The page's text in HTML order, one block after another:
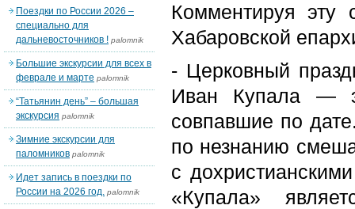
Комментируя эту
Хабаровской
- Церковный
Иван Купала —
совпавшие по
по незнанию
с
«Купала»
Поездки по России 2026 –
специально для
дальневосточников ! palomnik
Большие экскурсии для всех в
феврале и марте palomnik
“Татьянин день” – большая
экскурсия palomnik
Зимние экскурсии для
паломников palomnik
Идет запись в поездки по
России на 2026 год. palomnik